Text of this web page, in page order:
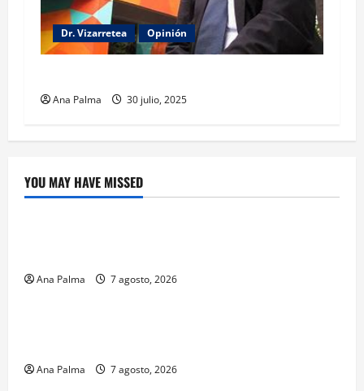
Dr. Vizarretea Opinión
Ana Palma 30 julio, 2025
YOU MAY HAVE MISSED
Crítica de Cine
Ana Palma 7 agosto, 2026
Educación
Ana Palma 7 agosto, 2026